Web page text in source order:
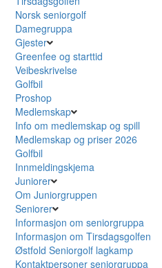
Norsk seniorgolf
Damegruppa
Gjester
Greenfee og starttid
Veibeskrivelse
Golfbil
Proshop
Medlemskap
Info om medlemskap og spill
Medlemskap og priser 2026
Golfbil
Innmeldingskjema
Juniorer
Om Juniorgruppen
Seniorer
Informasjon om seniorgruppa
Informasjon om Tirsdagsgolfen
Østfold Seniorgolf lagkamp
Kontaktpersoner seniorgruppa